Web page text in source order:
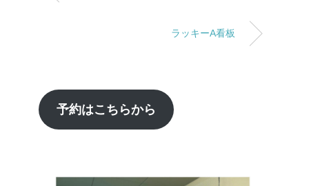
ラッキーA看板
予約はこちらから